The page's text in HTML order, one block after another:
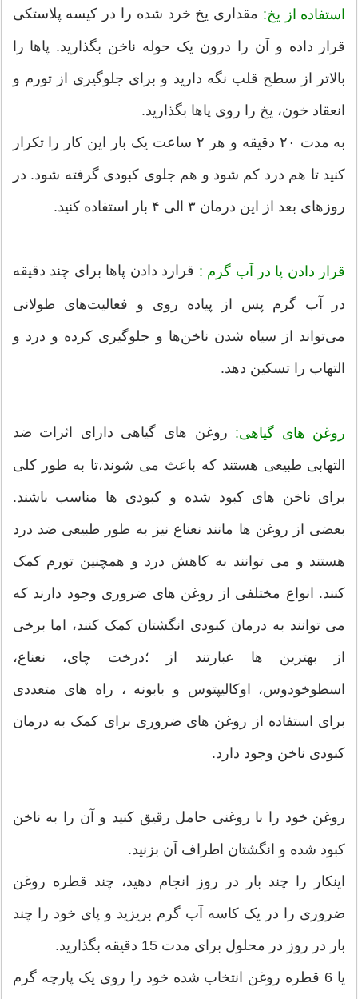
استفاده از یخ: مقداری یخ خرد شده را در کیسه پلاستکی
قرار داده و آن را درون یک حوله ناخن بگذارید. پاها را
بالاتر از سطح قلب نگه دارید و برای جلوگیری از تورم و
انعقاد خون، یخ را روی پاها بگذارید.
به مدت ۲۰ دقیقه و هر ۲ ساعت یک بار این کار را تکرار
کنید تا هم درد کم شود و هم جلوی کبودی گرفته شود. در
روزهای بعد از این درمان ۳ الی ۴ بار استفاده کنید.
قرار دادن پا در آب گرم : قرارد دادن پا‌ها برای چند دقیقه
در آب گرم پس از پیاده روی و فعالیت‌های طولانی
می‌تواند از سیاه شدن ناخن‌ها و جلوگیری کرده و درد و
التهاب را تسکین دهد.
روغن های گیاهی: روغن های گیاهی دارای اثرات ضد
التهابی طبیعی هستند که باعث می شوند،تا به طور کلی
برای ناخن های کبود شده و کبودی ها مناسب باشند.
بعضی از روغن ها مانند نعناع نیز به طور طبیعی ضد درد
هستند و می توانند به کاهش درد و همچنین تورم کمک
کنند. انواع مختلفی از روغن های ضروری وجود دارند که
می توانند به درمان کبودی انگشتان کمک کنند، اما برخی
از بهترین ها عبارتند از ؛درخت چای، نعناع،
اسطوخودوس، اوکالیپتوس و بابونه ، راه های متعددی
برای استفاده از روغن های ضروری برای کمک به درمان
کبودی ناخن وجود دارد.
روغن خود را با روغنی حامل رقیق کنید و آن را به ناخن
کبود شده و انگشتان اطراف آن بزنید.
اینکار را چند بار در روز انجام دهید، چند قطره روغن
ضروری را در یک کاسه آب گرم بریزید و پای خود را چند
بار در روز در محلول برای مدت 15 دقیقه بگذارید.
یا 6 قطره روغن انتخاب شده خود را روی یک پارچه گرم